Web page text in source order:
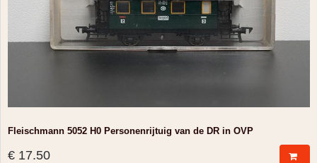
Fleischmann 5052 H0 Personenrijtuig van de DR in OVP
€ 17.50